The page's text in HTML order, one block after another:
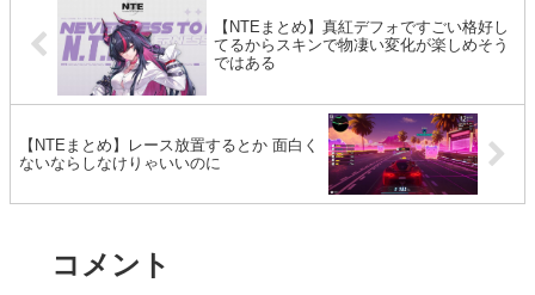
【NTEまとめ】真紅デフォですごい格好し
てるからスキンで物凄い変化が楽しめそう
ではある
【NTEまとめ】レース放置するとか 面白く
ないならしなけりゃいいのに
コメント